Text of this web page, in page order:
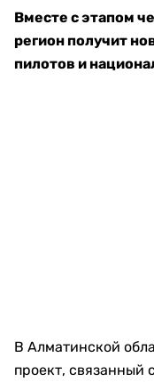
Вместе с этапом
регион получит
пилотов и
В Алматинской
проект, связанный